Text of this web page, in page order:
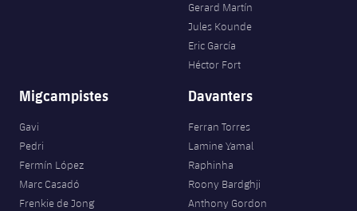
Gerard Martín
Jules Kounde
Eric García
Héctor Fort
Migcampistes
Gavi
Pedri
Fermín López
Marc Casadó
Frenkie de Jong
Davanters
Ferran Torres
Lamine Yamal
Raphinha
Roony Bardghji
Anthony Gordon